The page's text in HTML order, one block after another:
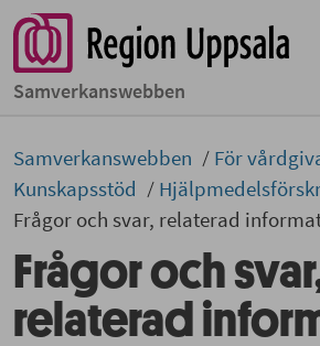
Samverkans­­webben
Samverkans­­­webben
För
Kunskapsstöd
Frågor och svar, relaterad
Frågor och
relaterad